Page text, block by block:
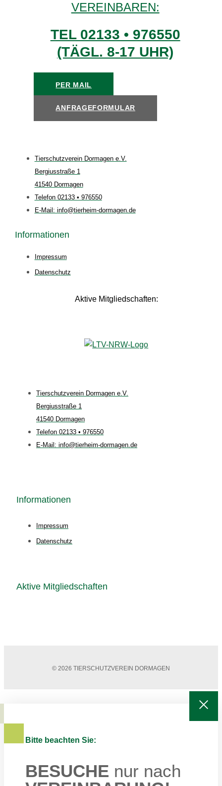
VEREINBAREN:
TEL 02133 • 976550
(TÄGL. 8-17 UHR)
PER MAIL
ANFRAGEFORMULAR
Tierschutzverein Dormagen e.V.
Bergiusstraße 1
41540 Dormagen
Telefon 02133 • 976550
E-Mail: info@tierheim-dormagen.de
Informationen
Impressum
Datenschutz
Aktive Mitgliedschaften:
Tierschutzverein Dormagen e.V.
Bergiusstraße 1
41540 Dormagen
Telefon 02133 • 976550
E-Mail: info@tierheim-dormagen.de
Informationen
Impressum
Datenschutz
Aktive Mitgliedschaften
© 2026 TIERSCHUTZVEREIN DORMAGEN
Bitte beachten Sie:
BESUCHE nur nach